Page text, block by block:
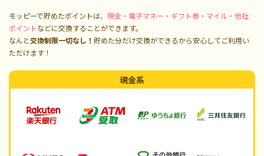
モッピーで貯めたポイントは、 現金・電子マネー・ギフト券・マイル・他社
ポイントなどに交換することができます。
なんと交換制限一切なし！ 貯めた分だけ交換ができるから安心してご利用い
ただけます！
現金系